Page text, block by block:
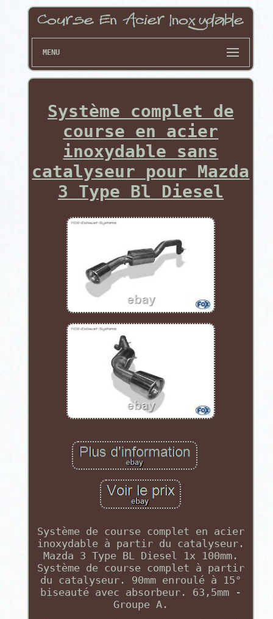
MENU
Système complet de
course en acier
inoxydable sans
catalyseur pour Mazda
3 Type Bl Diesel
Système de course complet en acier
inoxydable à partir du catalyseur.
Mazda 3 Type BL Diesel 1x 100mm.
Système de course complet à partir
du catalyseur. 90mm enroulé à 15°
biseauté avec absorbeur. 63,5mm -
Groupe A.